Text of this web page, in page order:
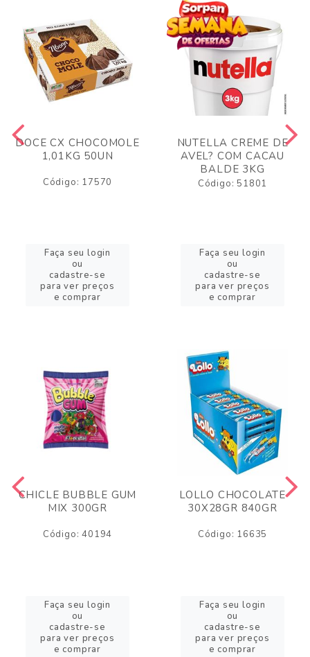
DOCE CX CHOCOMOLE
1,01KG 50UN
Código: 17570
Faça seu login
ou
cadastre-se
para ver preços
e comprar
NUTELLA CREME DE
AVEL? COM CACAU
BALDE 3KG
Código: 51801
Faça seu login
ou
cadastre-se
para ver preços
e comprar
CHICLE BUBBLE GUM
MIX 300GR
Código: 40194
Faça seu login
ou
cadastre-se
para ver preços
e comprar
LOLLO CHOCOLATE
30X28GR 840GR
Código: 16635
Faça seu login
ou
cadastre-se
para ver preços
e comprar